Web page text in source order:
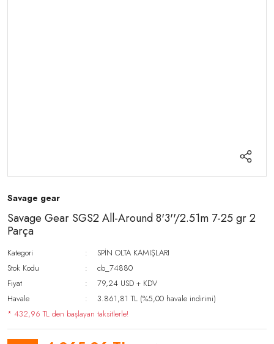
Savage gear
Savage Gear SGS2 All-Around 8'3''/2.51m 7-25 gr 2
Parça
Kategori
SPİN OLTA KAMIŞLARI
Stok Kodu
cb_74880
Fiyat
79,24 USD + KDV
Havale
3.861,81 TL (%5,00 havale indirimi)
* 432,96 TL den başlayan taksitlerle!